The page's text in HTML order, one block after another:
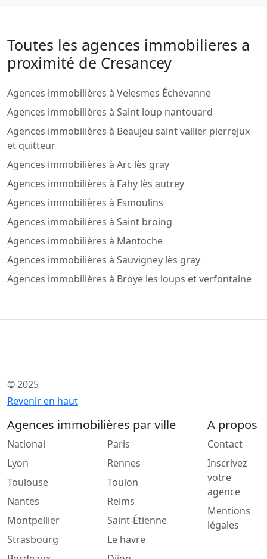
Toutes les agences immobilieres a
proximité de Cresancey
Agences immobilières à Velesmes Échevanne
Agences immobilières à Saint loup nantouard
Agences immobilières à Beaujeu saint vallier pierrejux
et quitteur
Agences immobilières à Arc lès gray
Agences immobilières à Fahy lès autrey
Agences immobilières à Esmoulins
Agences immobilières à Saint broing
Agences immobilières à Mantoche
Agences immobilières à Sauvigney lès gray
Agences immobilières à Broye les loups et verfontaine
© 2025
Revenir en haut
Agences immobilières par ville
National
Lyon
Toulouse
Nantes
Montpellier
Strasbourg
Paris
Rennes
Toulon
Reims
Saint-Étienne
Le havre
A propos
Contact
Inscrivez
votre
agence
Mentions
légales